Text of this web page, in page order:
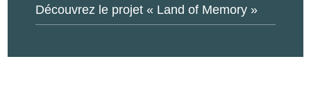
Découvrez le projet « Land of Memory »